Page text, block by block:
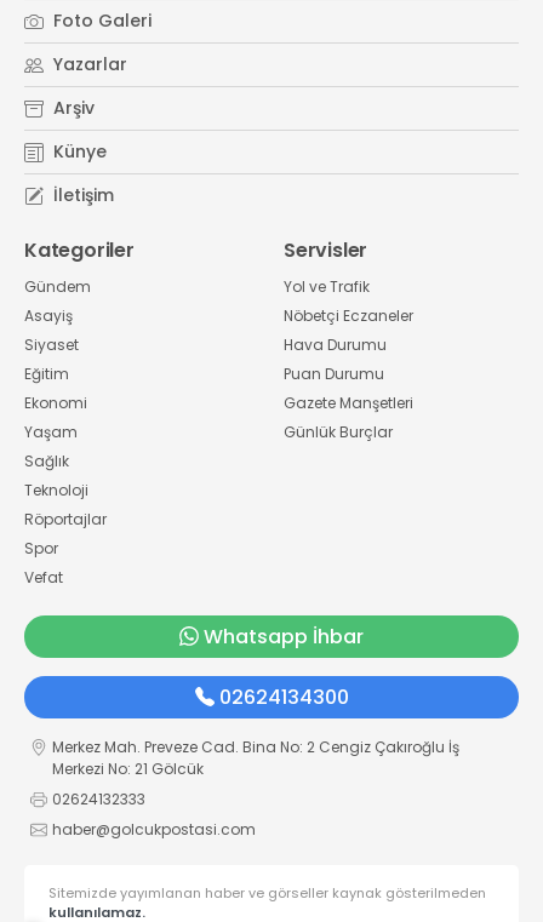
Foto Galeri
Yazarlar
Arşiv
Künye
İletişim
Kategoriler
Gündem
Asayiş
Siyaset
Eğitim
Ekonomi
Yaşam
Sağlık
Teknoloji
Röportajlar
Spor
Vefat
Servisler
Yol ve Trafik
Nöbetçi Eczaneler
Hava Durumu
Puan Durumu
Gazete Manşetleri
Günlük Burçlar
Whatsapp İhbar
02624134300
Merkez Mah. Preveze Cad. Bina No: 2 Cengiz Çakıroğlu İş
Merkezi No: 21 Gölcük
02624132333
haber@golcukpostasi.com
Sitemizde yayımlanan haber ve görseller kaynak gösterilmeden
kullanılamaz.